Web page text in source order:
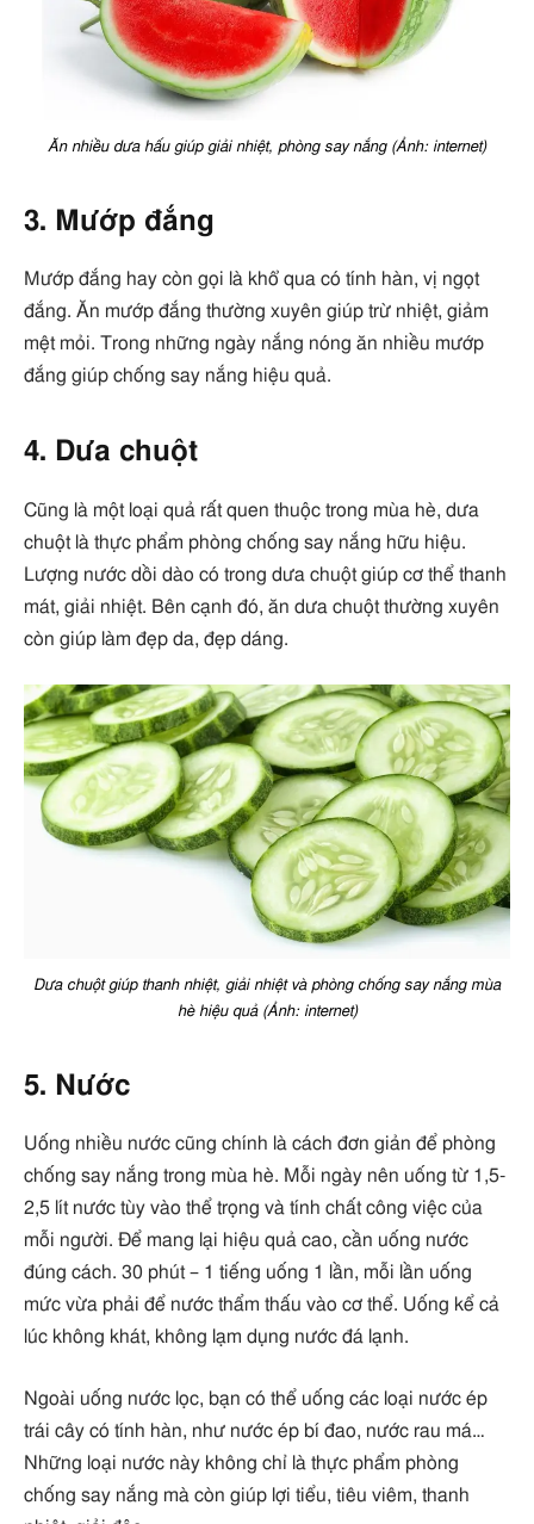
Ăn nhiều dưa hấu giúp giải nhiệt, phòng say nắng (Ảnh: internet)
3. Mướp đắng
Mướp đắng hay còn gọi là khổ qua có tính hàn, vị ngọt
đắng. Ăn mướp đắng thường xuyên giúp trừ nhiệt, giảm
mệt mỏi. Trong những ngày nắng nóng ăn nhiều mướp
đắng giúp chống say nắng hiệu quả.
4. Dưa chuột
Cũng là một loại quả rất quen thuộc trong mùa hè, dưa
chuột là thực phẩm phòng chống say nắng hữu hiệu.
Lượng nước dồi dào có trong dưa chuột giúp cơ thể thanh
mát, giải nhiệt. Bên cạnh đó, ăn dưa chuột thường xuyên
còn giúp làm đẹp da, đẹp dáng.
Dưa chuột giúp thanh nhiệt, giải nhiệt và phòng chống say nắng mùa
hè hiệu quả (Ảnh: internet)
5. Nước
Uống nhiều nước cũng chính là cách đơn giản để phòng
chống say nắng trong mùa hè. Mỗi ngày nên uống từ 1,5-
2,5 lít nước tùy vào thể trọng và tính chất công việc của
mỗi người. Để mang lại hiệu quả cao, cần uống nước
đúng cách. 30 phút – 1 tiếng uống 1 lần, mỗi lần uống
mức vừa phải để nước thẩm thấu vào cơ thể. Uống kể cả
lúc không khát, không lạm dụng nước đá lạnh.
Ngoài uống nước lọc, bạn có thể uống các loại nước ép
trái cây có tính hàn, như nước ép bí đao, nước rau má…
Những loại nước này không chỉ là thực phẩm phòng
chống say nắng mà còn giúp lợi tiểu, tiêu viêm, thanh